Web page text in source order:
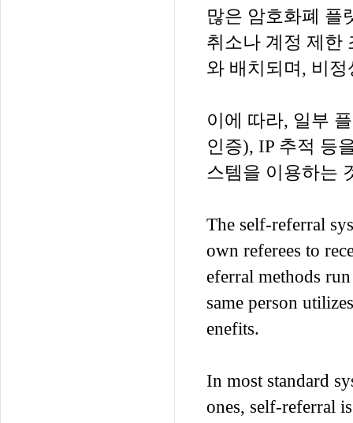
많은 암호화폐 플
취소나 계정 제한
와 배치되며, 비
이에 따라, 일부
인증), IP 추적 등
스템을 이용하는
The self-referral
own referees to
eferral methods
same person
enefits.
In most standard
ones, self-referral